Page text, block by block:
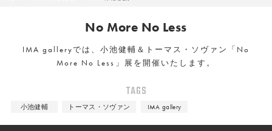
No More No Less
IMA galleryでは、小池健輔＆トーマス・ソヴァン「No
More No Less」展を開催いたします。
TAGS
小池健輔 トーマス・ソヴァン IMA gallery